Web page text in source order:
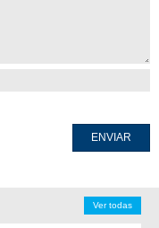
ENVIAR
Ver todas